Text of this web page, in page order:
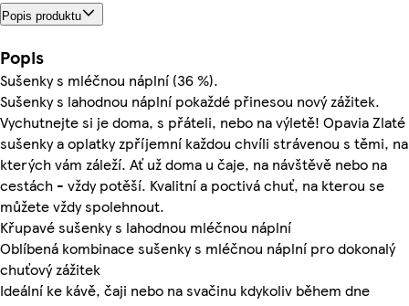
Popis produktu
Popis
Sušenky s mléčnou náplní (36 %).
Sušenky s lahodnou náplní pokaždé přinesou nový zážitek.
Vychutnejte si je doma, s přáteli, nebo na výletě! Opavia Zlaté
sušenky a oplatky zpříjemní každou chvíli strávenou s těmi, na
kterých vám záleží. Ať už doma u čaje, na návštěvě nebo na
cestách - vždy potěší. Kvalitní a poctivá chuť, na kterou se
můžete vždy spolehnout.
Křupavé sušenky s lahodnou mléčnou náplní
Oblíbená kombinace sušenky s mléčnou náplní pro dokonalý
chuťový zážitek
Ideální ke kávě, čaji nebo na svačinu kdykoliv během dne